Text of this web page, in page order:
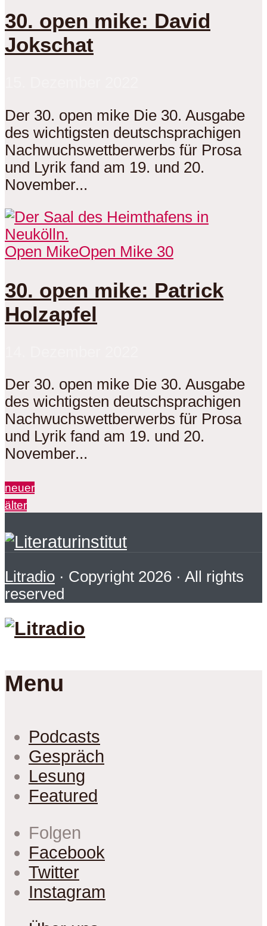
30. open mike: David
Jokschat
Der 30. open mike Die 30. Ausgabe
des wichtigsten deutschsprachigen
Nachwuchswettberwerbs für Prosa
und Lyrik fand am 19. und 20.
November...
Open MikeOpen Mike 30
30. open mike: Patrick
Holzapfel
Der 30. open mike Die 30. Ausgabe
des wichtigsten deutschsprachigen
Nachwuchswettberwerbs für Prosa
und Lyrik fand am 19. und 20.
November...
neuer
älter
Litradio · Copyright 2026 · All rights
reserved
Menu
Podcasts
Gespräch
Lesung
Featured
Folgen
Facebook
Twitter
Instagram